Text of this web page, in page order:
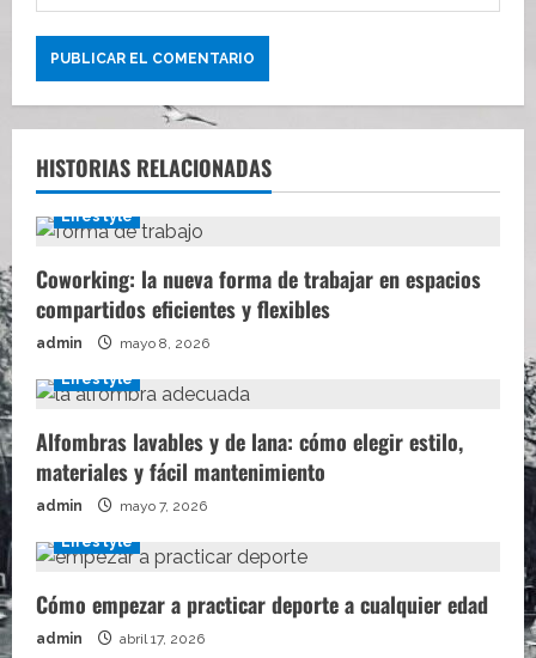
HISTORIAS RELACIONADAS
Lifestyle
Coworking: la nueva forma de trabajar en espacios
compartidos eficientes y flexibles
admin mayo 8, 2026
Lifestyle
Alfombras lavables y de lana: cómo elegir estilo,
materiales y fácil mantenimiento
admin mayo 7, 2026
Lifestyle
Cómo empezar a practicar deporte a cualquier edad
admin abril 17, 2026